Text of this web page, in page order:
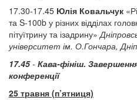
17.30-17.45 Юлія Ковальчук
та S-100b у різних відділах
пітуїтрину та ізадрину»
університет ім. О.Гончара,
17.45- Кава-фініш.
конференції
25 травня (п’ятниця)